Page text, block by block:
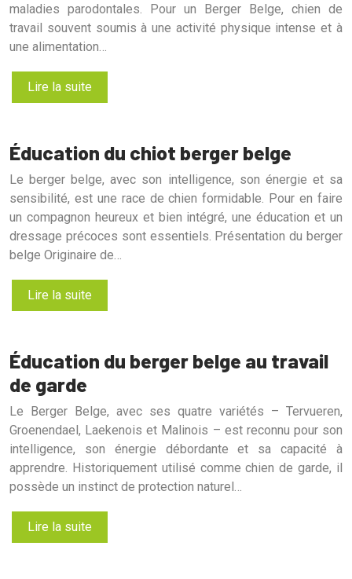
maladies parodontales. Pour un Berger Belge, chien de
travail souvent soumis à une activité physique intense et à
une alimentation…
Lire la suite
Éducation du chiot berger belge
Le berger belge, avec son intelligence, son énergie et sa
sensibilité, est une race de chien formidable. Pour en faire
un compagnon heureux et bien intégré, une éducation et un
dressage précoces sont essentiels. Présentation du berger
belge Originaire de…
Lire la suite
Éducation du berger belge au travail
de garde
Le Berger Belge, avec ses quatre variétés – Tervueren,
Groenendael, Laekenois et Malinois – est reconnu pour son
intelligence, son énergie débordante et sa capacité à
apprendre. Historiquement utilisé comme chien de garde, il
possède un instinct de protection naturel…
Lire la suite